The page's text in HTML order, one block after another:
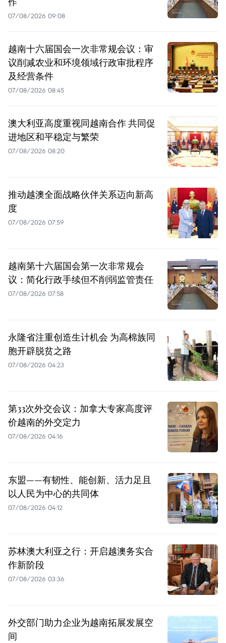
07/08/2026 09:08
越南十六届国会一次非常规会议：审
议削减农业和环境领域行政审批程序
及经营条件
07/08/2026 08:45
澳大利亚高度重视同越南合作 共同促
进地区和平稳定与繁荣
07/08/2026 08:20
推动越澳全面战略伙伴关系迈向新高
度
07/08/2026 07:59
越南第十六届国会第一次非常规会
议：简化行政手续但不削弱监管责任
07/08/2026 07:58
永隆省注重创造生计机会 为高棉族同
胞开辟脱贫之路
07/08/2026 04:23
第33次外交会议：加拿大专家高度评
价越南的外交定力
07/08/2026 04:16
东盟——有韧性、能创新、活力足且
以人民为中心的共同体
07/08/2026 04:12
苏林澳大利亚之行：开启越澳务实合
作新阶段
07/08/2026 03:36
外交部门助力企业为越南拓展发展空
间